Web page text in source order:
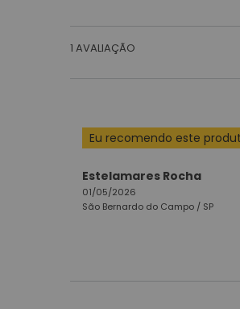
1 AVALIAÇÃO
Eu recomendo este
Estelamares Rocha
01/05/2026
São Bernardo do Campo / SP